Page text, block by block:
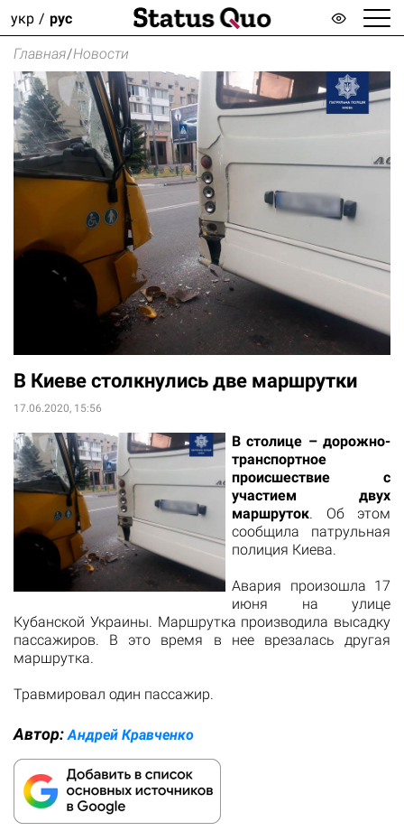
укр рус
Главная/Новости
В Киеве столкнулись две маршрутки
17.06.2020, 15:56
В столице – дорожно-
транспортное
происшествие с
участием двух
маршруток. Об этом
сообщила патрульная
полиция Киева.
Авария произошла 17
июня на улице
Кубанской Украины. Маршрутка производила высадку
пассажиров. В это время в нее врезалась другая
маршрутка.
Травмировал один пассажир.
Автор: Андрей Кравченко